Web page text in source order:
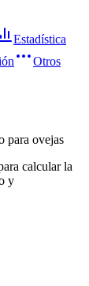
Estadística
Otros
para ovejas
calcular la
y